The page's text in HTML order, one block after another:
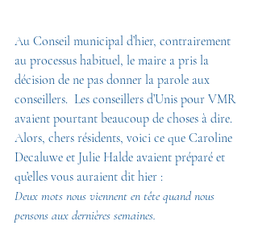
Au Conseil municipal d’hier, contrairement
au processus habituel, le maire a pris la
décision de ne pas donner la parole aux
conseillers.  Les conseillers d’Unis pour VMR
avaient pourtant beaucoup de choses à dire.
Alors, chers résidents, voici ce que Caroline
Decaluwe et Julie Halde avaient préparé et
qu’elles vous auraient dit hier :
Deux mots nous viennent en tête quand nous
pensons aux dernières semaines.